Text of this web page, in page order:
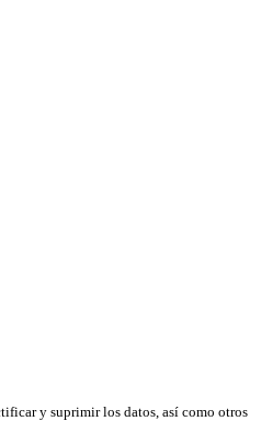
y suprimir los datos, así como otros